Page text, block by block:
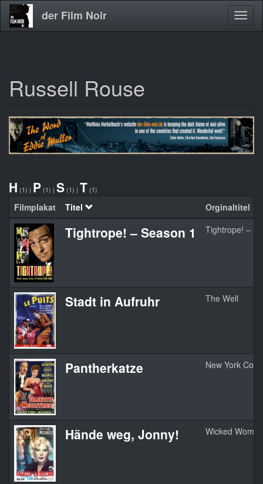
Direkt
zum
der Film Noir
Russell Rouse
H (1) | P (1) | S (1) | T (1)
Filmplakat Titel Orginaltitel
Tightrope! – Season 1 Tightrope! –
Stadt in Aufruhr The Well
Pantherkatze New York
Hände weg, Jonny! Wicked Woman